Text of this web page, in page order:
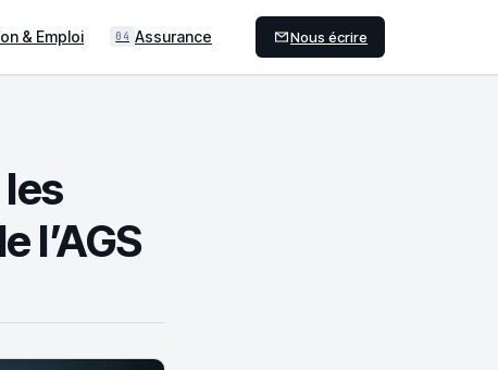
& Emploi 04 Assurance Nous écrire
l’AGS